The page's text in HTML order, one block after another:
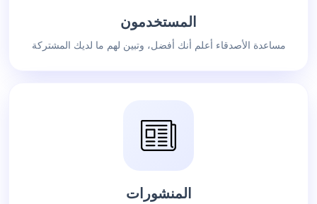
المستخدمون
مساعدة الأصدقاء أعلم أنك أفضل، وتبين لهم ما لديك المشتركة
المنشورات